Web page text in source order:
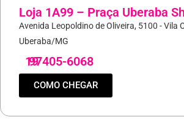
Loja 1A99 – Praça Uberaba
Avenida Leopoldino de Oliveira, 5100 - Vila
Uberaba/MG
19
97405-6068
COMO CHEGAR